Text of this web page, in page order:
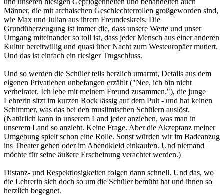
und unseren hiesigen Gepflogenheiten und behandelten auch
Männer, die mit archaischen Geschlechterrollen großgeworden sind,
wie Max und Julian aus ihrem Freundeskreis. Die
Grundüberzeugung ist immer die, dass unsere Werte und unser
Umgang miteinander so toll ist, dass jeder Mensch aus einer anderen
Kultur bereitwillig und quasi über Nacht zum Westeuropäer mutiert.
Und das ist einfach ein riesiger Trugschluss.
Und so werden die Schüler teils herzlich umarmt, Details aus dem
eigenen Privatleben unbefangen erzählt ("Nee, ich bin nicht
verheiratet. Ich lebe mit meinem Freund zusammen."), die junge
Lehrerin sitzt im kurzen Rock lässig auf dem Pult - und hat keinen
Schimmer, was das bei den muslimischen Schülern auslöst.
(Natürlich kann in unserem Land jeder anziehen, was man in
unserem Land so anzieht. Keine Frage. Aber die Akzeptanz meiner
Umgebung spielt schon eine Rolle. Sonst würden wir im Badeanzug
ins Theater gehen oder im Abendkleid einkaufen. Und niemand
möchte für seine äußere Erscheinung verachtet werden.)
Distanz- und Respektlosigkeiten folgen dann schnell. Und das, wo
die Lehrerin sich doch so um die Schüler bemüht hat und ihnen so
herzlich begegnet.